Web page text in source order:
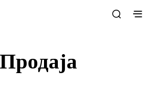
Продаја